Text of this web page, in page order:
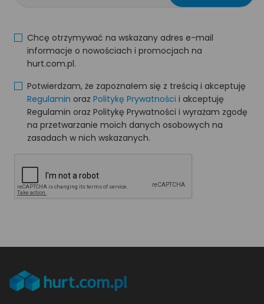
Chcę otrzymywać na wskazany adres e-mail
informacje o nowościach i promocjach na
hurt.com.pl.
Potwierdzam, że zapoznałem się z treścią i akceptuję
Regulamin oraz Politykę Prywatności i akceptuję
Regulamin oraz Politykę Prywatności i wyrażam zgodę
na przetwarzanie moich danych osobowych na
zasadach w nich wskazanych.